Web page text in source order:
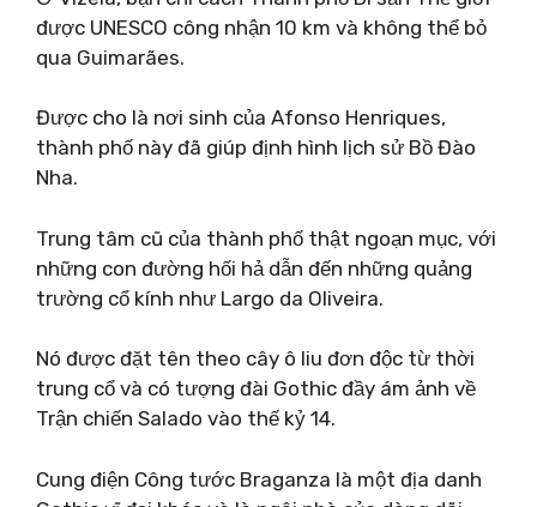
được UNESCO công nhận 10 km và không thể bỏ
qua Guimarães.
Được cho là nơi sinh của Afonso Henriques,
thành phố này đã giúp định hình lịch sử Bồ Đào
Nha.
Trung tâm cũ của thành phố thật ngoạn mục, với
những con đường hối hả dẫn đến những quảng
trường cổ kính như Largo da Oliveira.
Nó được đặt tên theo cây ô liu đơn độc từ thời
trung cổ và có tượng đài Gothic đầy ám ảnh về
Trận chiến Salado vào thế kỷ 14.
Cung điện Công tước Braganza là một địa danh